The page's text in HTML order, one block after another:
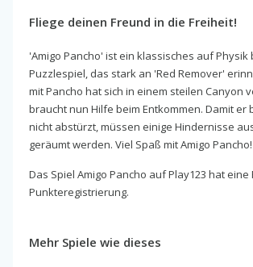
Fliege deinen Freund in die Freiheit!
'Amigo Pancho' ist ein klassisches auf
Puzzlespiel, das stark an 'Red Remover'
mit Pancho hat sich in einem steilen Canyon
braucht nun Hilfe beim Entkommen. Damit er
nicht abstürzt, müssen einige Hindernisse
geräumt werden. Viel Spaß mit Amigo Pancho!
Das Spiel Amigo Pancho auf Play123 hat eine
Punkteregistrierung.
Mehr Spiele wie dieses